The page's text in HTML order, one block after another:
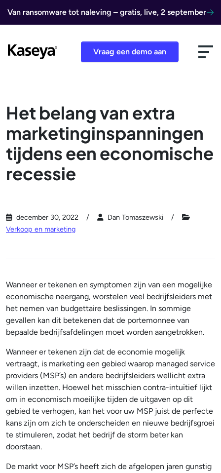
Van ransomware tot naleving – gratis, live, 2 september
Vraag een demo aan
Het belang van extra
marketinginspanningen
tijdens een economische
recessie
december 30, 2022
Dan Tomaszewski
Verkoop en marketing
Wanneer er tekenen en symptomen zijn van een mogelijke
economische neergang, worstelen veel bedrijfsleiders met
het nemen van budgettaire beslissingen. In sommige
gevallen kan dit betekenen dat de portemonnee van
bepaalde bedrijfsafdelingen moet worden aangetrokken.
Wanneer er tekenen zijn dat de economie mogelijk
vertraagt, is marketing een gebied waarop managed service
providers (MSP’s) en andere bedrijfsleiders wellicht extra
willen inzetten. Hoewel het misschien contra-intuïtief lijkt
om in economisch moeilijke tijden de uitgaven op dit
gebied te verhogen, kan het voor uw MSP juist de perfecte
kans zijn om zich te onderscheiden en nieuwe bedrijfsgroei
te stimuleren, zodat het bedrijf de storm beter kan
doorstaan.
De markt voor MSP’s heeft zich de afgelopen jaren gunstig